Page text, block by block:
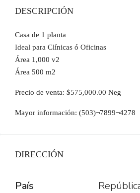
DESCRIPCIÓN
Casa de 1 planta
Ideal para Clínicas ó Oficinas
Área 1,000 v2
Área 500 m2
Precio de venta: $575,000.00 Neg
Mayor información: (503)¬7899¬4278
DIRECCIÓN
País